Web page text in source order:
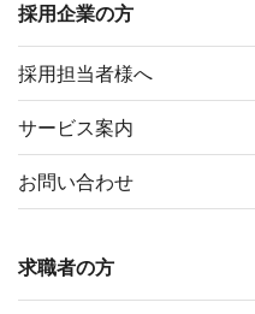
採用企業の方
採用担当者様へ
サービス案内
お問い合わせ
求職者の方